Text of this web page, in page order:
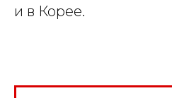
и в Корее.